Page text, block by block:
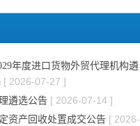
年度进口货物外贸代理机构遴
[ 2026-07-27 ]
遴选公告 [ 2026-07-14 ]
资产回收处置成交公告 [ 2026-